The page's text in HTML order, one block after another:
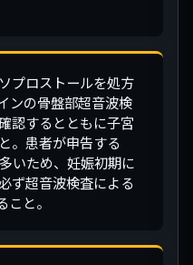
プロストールを処方
ンの骨盤部超音波検
認するとともに子宮
。患者が申告する
いため、妊娠初期に
ず超音波検査による
と。